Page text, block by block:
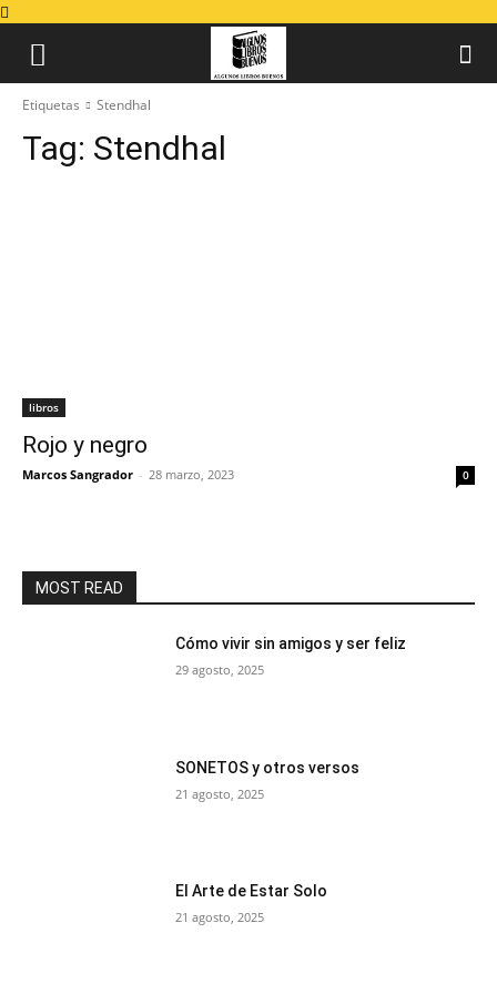
Etiquetas Stendhal
Tag: Stendhal
libros
Rojo y negro
Marcos Sangrador - 28 marzo, 2023 0
MOST READ
Cómo vivir sin amigos y ser feliz
29 agosto, 2025
SONETOS y otros versos
21 agosto, 2025
El Arte de Estar Solo
21 agosto, 2025